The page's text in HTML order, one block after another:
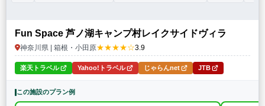
Fun Space 芦ノ湖キャンプ村レイクサイドヴィラ
神奈川県 | 箱根・小田原★★★★☆3.9
楽天トラベル Yahoo!トラベル じゃらんnet JTB
この施設のプラン例